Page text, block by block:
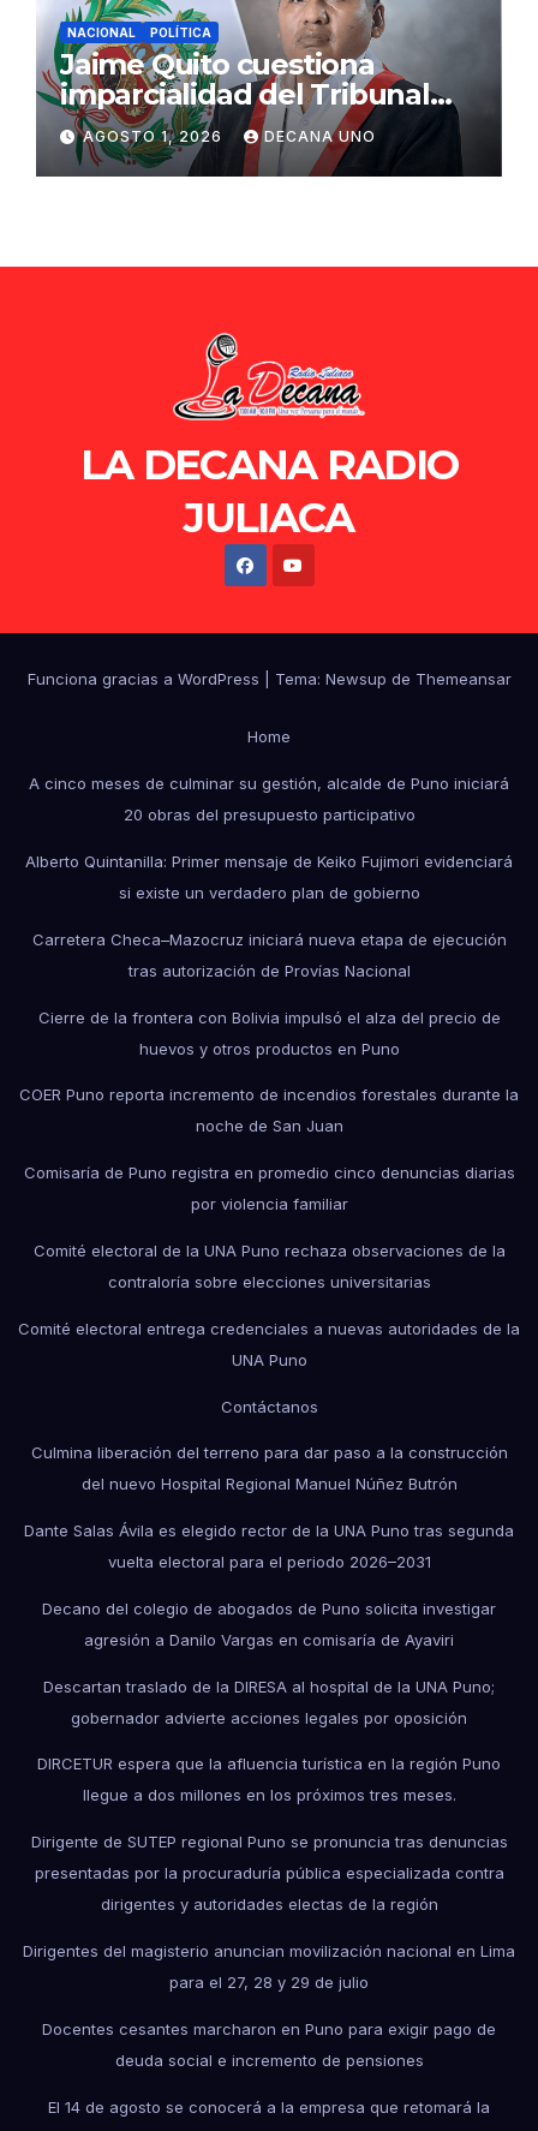
NACIONAL POLÍTICA
Jaime Quito cuestiona
imparcialidad del Tribunal
Constitucional tras liberación
de Ollanta Humala
AGOSTO 1, 2026 DECANA UNO
LA DECANA RADIO
JULIACA
Funciona gracias a WordPress Tema: Newsup de Themeansar
Home
A cinco meses de culminar su gestión, alcalde de Puno iniciará
20 obras del presupuesto participativo
Alberto Quintanilla: Primer mensaje de Keiko Fujimori evidenciará
si existe un verdadero plan de gobierno
Carretera Checa–Mazocruz iniciará nueva etapa de ejecución
tras autorización de Provías Nacional
Cierre de la frontera con Bolivia impulsó el alza del precio de
huevos y otros productos en Puno
COER Puno reporta incremento de incendios forestales durante la
noche de San Juan
Comisaría de Puno registra en promedio cinco denuncias diarias
por violencia familiar
Comité electoral de la UNA Puno rechaza observaciones de la
contraloría sobre elecciones universitarias
Comité electoral entrega credenciales a nuevas autoridades de la
UNA Puno
Contáctanos
Culmina liberación del terreno para dar paso a la construcción
del nuevo Hospital Regional Manuel Núñez Butrón
Dante Salas Ávila es elegido rector de la UNA Puno tras segunda
vuelta electoral para el periodo 2026–2031
Decano del colegio de abogados de Puno solicita investigar
agresión a Danilo Vargas en comisaría de Ayaviri
Descartan traslado de la DIRESA al hospital de la UNA Puno;
gobernador advierte acciones legales por oposición
DIRCETUR espera que la afluencia turística en la región Puno
llegue a dos millones en los próximos tres meses.
Dirigente de SUTEP regional Puno se pronuncia tras denuncias
presentadas por la procuraduría pública especializada contra
dirigentes y autoridades electas de la región
Dirigentes del magisterio anuncian movilización nacional en Lima
para el 27, 28 y 29 de julio
Docentes cesantes marcharon en Puno para exigir pago de
deuda social e incremento de pensiones
El 14 de agosto se conocerá a la empresa que retomará la